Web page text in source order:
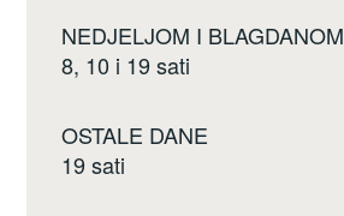
NEDJELJOM I BLAGDANOM
8, 10 i 19 sati
OSTALE DANE
19 sati